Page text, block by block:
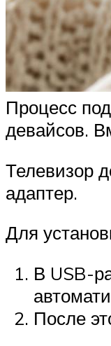
Процесс
девайсов.
Телевизор
адаптер.
Для
В USB-
После